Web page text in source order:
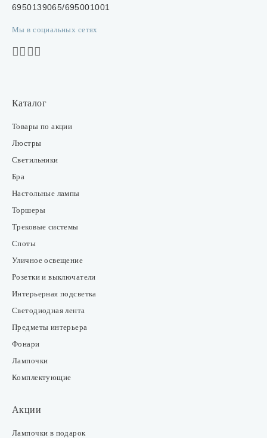
6950139065/695001001
Мы в социальных сетях
Каталог
Товары по акции
Люстры
Светильники
Бра
Настольные лампы
Торшеры
Трековые системы
Споты
Уличное освещение
Розетки и выключатели
Интерьерная подсветка
Светодиодная лента
Предметы интерьера
Фонари
Лампочки
Комплектующие
Акции
Лампочки в подарок